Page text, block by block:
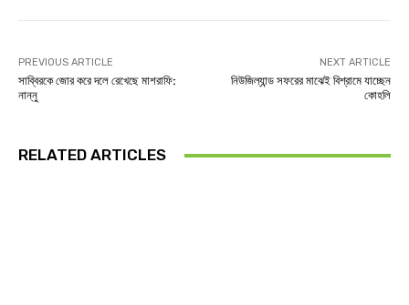
PREVIOUS ARTICLE
সাব্বিরকে জোর করে দলে রেখেছে মাশরাফি:
নান্নু
NEXT ARTICLE
নিউজিল্যান্ড সফরের মাঝেই বিশ্রামে যাচ্ছেন
কোহলি
RELATED ARTICLES